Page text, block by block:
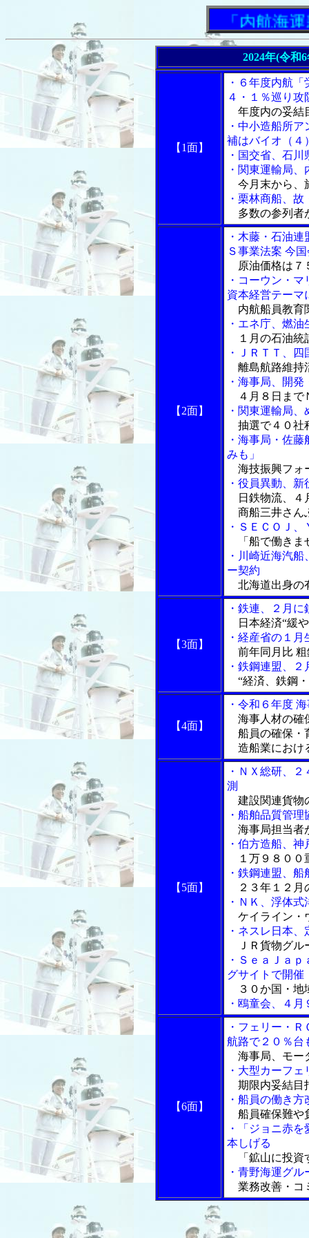
「内航海運新
2024年(令和
【1面】
・６年度内航
４・１％巡り攻
年度内の妥結
・中小造船所
補はバイオ（４
・国交省、石
・関東運輸局
今月末から、
・栗林商船、
多数の参列者
【2面】
・木藤・石油
Ｓ事業法案 今
原油価格は７
・コーウン・
資本経営テーマ
内航船員教育
・エネ庁、燃
１月の石油統
・ＪＲＴＴ、
離島航路維持
・海事局、開
４月８日まで
・関東運輸局
抽選で４０社
・海事局・佐
みも」
海技振興フォ
・役員異動、新
日鉄物流、４
商船三井さん
・ＳＥＣＯＪ
「船で働きま
・川崎近海汽
ー契約
北海道出身の
【3面】
・鉄連、２月
日本経済“緩
・経産省の１
前年同月比 粗
・鉄鋼連盟、
“経済、鉄鋼
【4面】
・令和６年度
海事人材の確
船員の確保・
造船業におけ
【5面】
・ＮＸ総研、
測
建設関連貨物
・船舶品質管
海事局担当者
・伯方造船、
１万９８００
・鉄鋼連盟、
２３年１２月
・ＮＫ、浮体
ケイライン・
・ネスレ日本
ＪＲ貨物グル
・ＳｅａＪａ
グサイトで開催
３０か国・地
・鴎童会、４
【6面】
・フェリー・
航路で２０％台
海事局、モー
・大型カーフ
期限内妥結目
・船員の働き
船員確保難や
・「ジョニ赤
本しげる
「鉱山に投資
・青野海運グ
業務改善・コ